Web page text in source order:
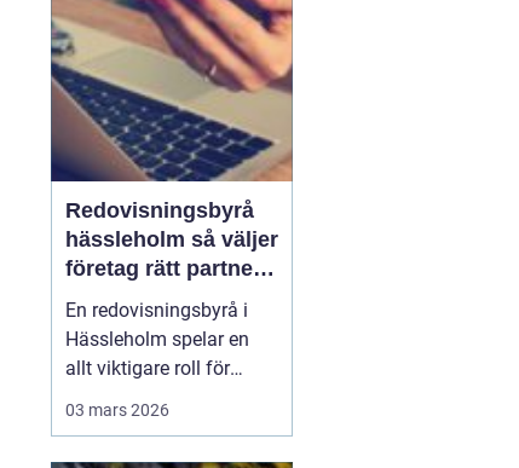
Redovisningsbyrå
hässleholm så väljer
företag rätt partner
för ekonomin
En redovisningsbyrå i
Hässleholm spelar en
allt viktigare roll för
03 mars 2026